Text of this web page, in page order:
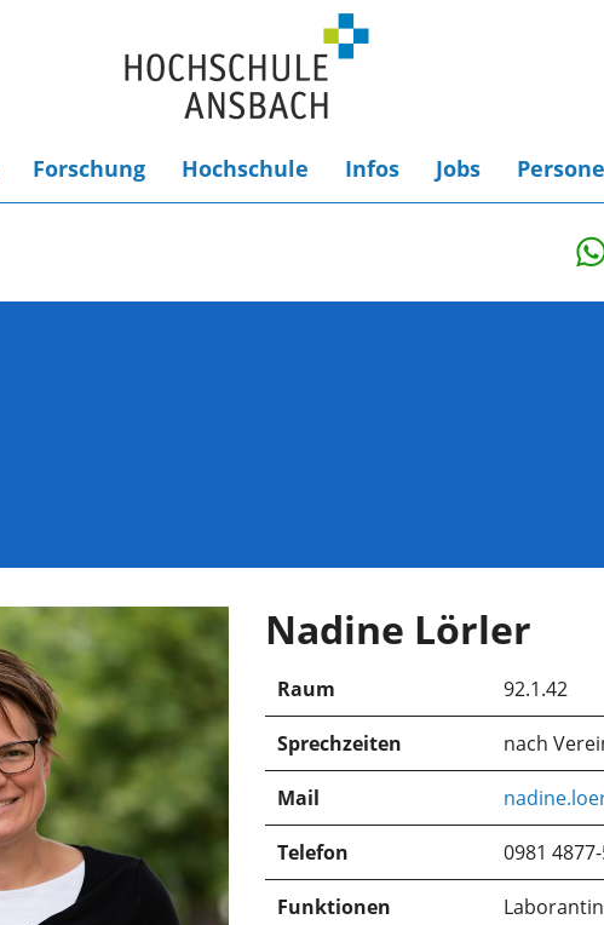
Forschung Hochschule Infos Jobs
Nadine Lörler
Raum 92.1.42
Sprechzeiten nach
Mail
Telefon 0981
Funktionen